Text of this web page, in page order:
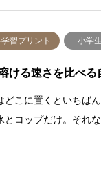
習プリント 小学生
ける速さを比べ
どこに置くといちば
とコップだけ。それ